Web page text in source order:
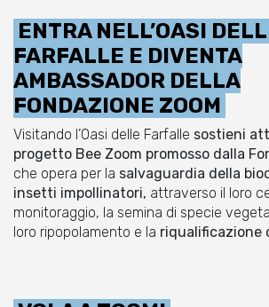
ENTRA NELL’OASI
FARFALLE E DIVENTA
AMBASSADOR DELLA
FONDAZIONE ZOOM
Visitando l’Oasi delle Farfalle sostieni
progetto Bee Zoom promosso dalla
che opera per la salvaguardia della
insetti impollinatori, attraverso il loro
monitoraggio, la semina di specie
loro ripopolamento e la riqualificazione